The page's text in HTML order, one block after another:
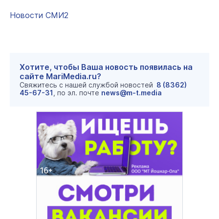
Новости СМИ2
Хотите, чтобы Ваша новость появилась на
сайте MariMedia.ru?
Свяжитесь с нашей службой новостей 8 (8362)
45-67-31 , по эл. почте news@m-t.media